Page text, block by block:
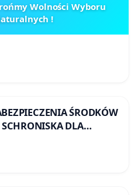
Wolności Wyboru
!
ŚRODKÓW
DLA
W SKARYSZEWIE